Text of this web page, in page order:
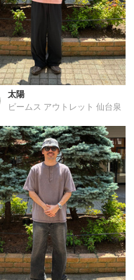
太陽
ビームス アウトレット 仙台泉